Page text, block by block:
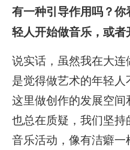
有一种引导作用吗？
轻人开始做音乐，或
说实话，虽然我在大
是觉得做艺术的年轻
这里做创作的发展空
也总在质疑，我们坚
音乐活动，像有洁癖